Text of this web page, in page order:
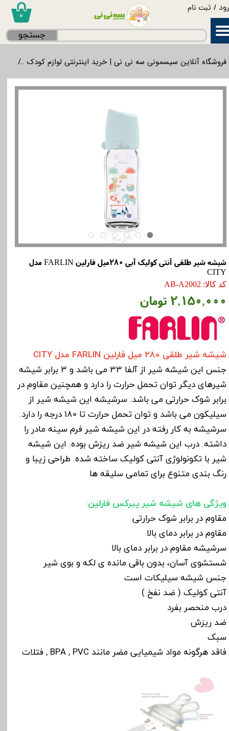
/ ثبت نام
حساب کاربری من
۰
جستجو
فروشگاه آنلاین سیسمونی سه نی نی | خرید اینترنتی لوازم کودک
شیشه شیر طلقی آنتی کولیک آبی 280میل فارلین FARLIN مدل
CITY
کد کالا: AB-A2002
۲,۱۵۰,۰۰۰ تومان
شیشه شیر طلقی 280 میل فارلین FARLIN مدل CITY
جنس این شیشه شیر از آلفا 33 می باشد و 3 برابر شیشه
شیرهای دیگر توان تحمل حرارت را دارد و همچنین مقاوم در
برابر شوک حرارتی می باشد. سرشیشه این شیشه شیر از
سیلیکون می باشد و توان تحمل حرارت تا 180 درجه را دارد.
سرشیشه به کار رفته در این شیشه شیر فرم سینه مادر را
داشته. درب این شیشه شیر ضد ریزش بوده. این شیشه
شیر با تکونولوژی آنتی کولیک ساخته شده. طراحی زیبا و
رنگ بندی متنوع برای تمامی سلیقه ها
ویژگی های شیشه شیر پیرکس فارلین:
مقاوم در برابر شوک حرارتی
مقاوم در برابر دمای بالا
سرشیشه مقاوم در برابر دمای بالا
شستشوی آسان، بدون باقی مانده ی لکه و بوی شیر
جنس شیشه سیلیکات است
آنتی کولیک ( ضد نفخ )
درب منحصر بفرد
ضد ریزش
سبک
فاقد هرگونه مواد شیمیایی مضر مانند BPA , PVC , فتلات